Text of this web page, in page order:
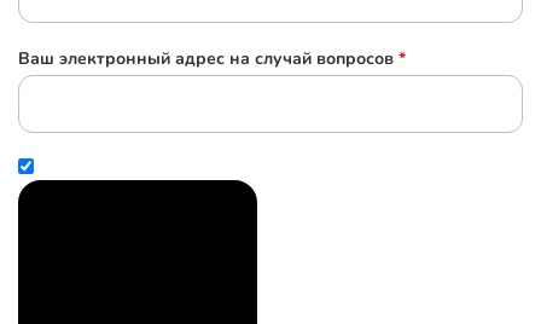
Ваш электронный адрес на случай вопросов *